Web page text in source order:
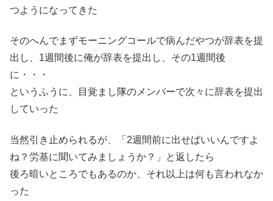
つようになってきた
そのへんでまずモーニングコールで病んだやつが辞表を提
出し、1週間後に俺が辞表を提出し、その1週間後
に・・・
というふうに、目覚まし隊のメンバーで次々に辞表を提出
していった
当然引き止められるが、「2週間前に出せばいいんですよ
ね？労基に聞いてみましょうか？」と返したら
後ろ暗いところでもあるのか、それ以上は何も言われなか
った